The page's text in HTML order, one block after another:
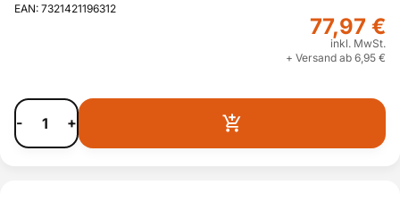
EAN: 7321421196312
77,97 €
inkl. MwSt.
+ Versand ab 6,95 €
- +